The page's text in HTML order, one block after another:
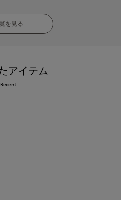
を見る
アイテム
Recent